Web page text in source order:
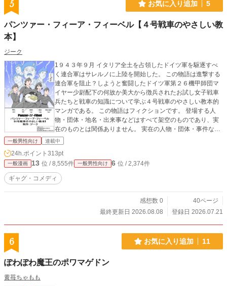
5 お気に入り追加 5
パンツァー・フィーア・フィーベル【４号戦車のやさしい教
本】
ジーク
1９４３年９月 イタリア全土を占領したドイツ軍を駆逐すべ
く連合軍はサレルノに上陸を開始した。 この物語は進撃する
連合軍を阻止？しようと奮闘したドイツ軍第２６機甲師団マ
イヤー少尉配下の何故か美大から徴兵されたお試し女子戦車
兵たちと戦車の知識について学ぶ４号戦車のやさしい教本的
マンガである。 この物語はフィクションです。 登場する人
物・団体・地名・出来事などはすべて架空のものであり、実
在のものとは関係ありません。 実在の人物・団体・事件など
と類似する場合があっても、すべて偶然によるものです。
一般男性向け 連載中
24h.ポイント 313pt
一般漫画 13 位 / 8,555件 一般男性向け 6 位 / 2,374件
ギャグ・コメディ
感想数 0
40ページ
最終更新日 2026.08.08
登録日 2026.07.21
6 お気に入り追加 11
ぽわぽわ魔王のポワマゲドン
黄苺ちゃもも